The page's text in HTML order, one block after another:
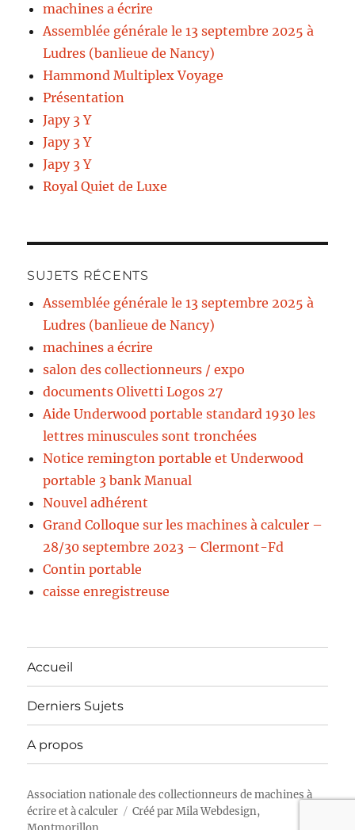
machines a écrire
Assemblée générale le 13 septembre 2025 à
Ludres (banlieue de Nancy)
Hammond Multiplex Voyage
Présentation
Japy 3 Y
Japy 3 Y
Japy 3 Y
Royal Quiet de Luxe
SUJETS RÉCENTS
Assemblée générale le 13 septembre 2025 à
Ludres (banlieue de Nancy)
machines a écrire
salon des collectionneurs / expo
documents Olivetti Logos 27
Aide Underwood portable standard 1930 les
lettres minuscules sont tronchées
Notice remington portable et Underwood
portable 3 bank Manual
Nouvel adhérent
Grand Colloque sur les machines à calculer –
28/30 septembre 2023 – Clermont-Fd
Contin portable
caisse enregistreuse
Accueil
Derniers Sujets
A propos
Association nationale des collectionneurs de machines à
écrire et à calculer
Créé parMila Webdesign,